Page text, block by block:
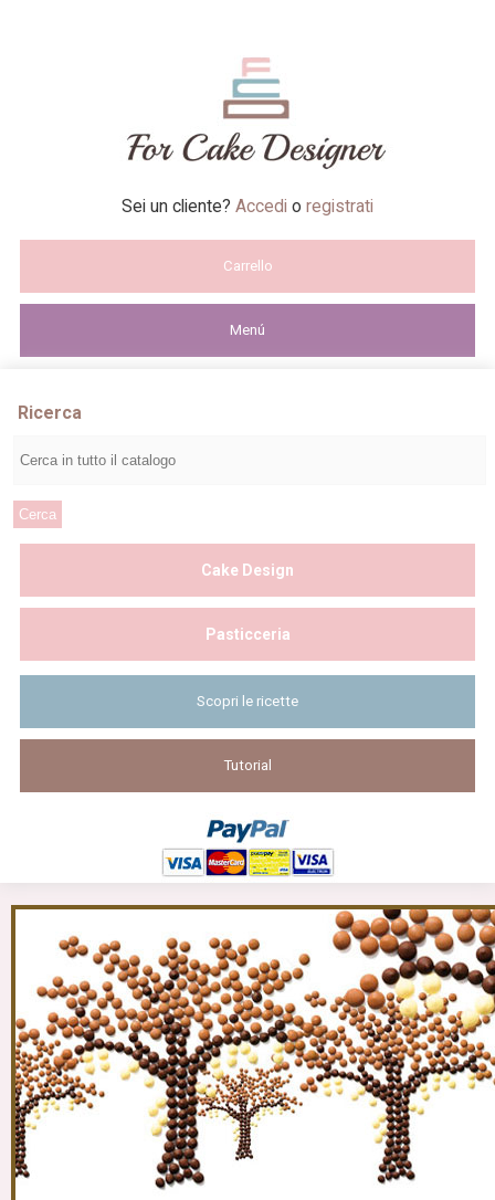
Sei un cliente? Accedi o registrati
Carrello
Menú
Ricerca
Cake Design
Pasticceria
Scopri le ricette
Tutorial